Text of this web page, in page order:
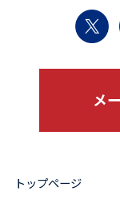
メ
トップページ